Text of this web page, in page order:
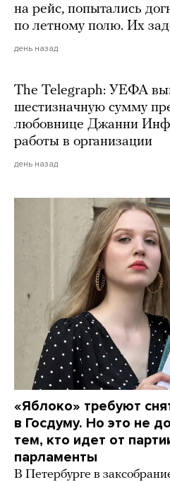
на рейс, попытались
по летному полю. Их
день назад
The Telegraph: УЕФА
шестизначную сумму
любовнице Джанни
работы в организации
день назад
«Яблоко» требуют
в Госдуму. Но это не
тем, кто идет от
парламенты
В Петербурге в